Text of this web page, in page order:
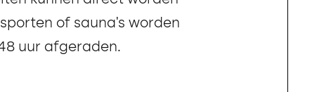
of sauna’s worden
uur afgeraden.